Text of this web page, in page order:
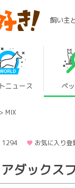
飼い主
ニュース ペ
MIX
1294 お気に入り
ダックス